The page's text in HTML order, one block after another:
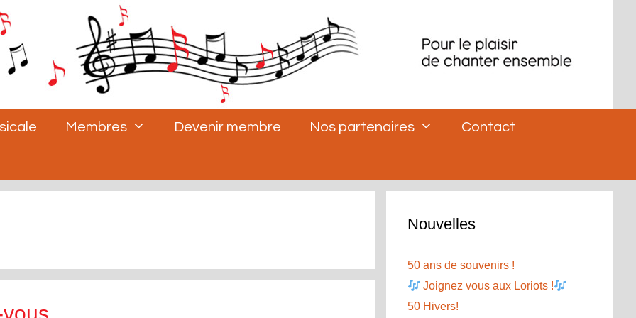
Membres Devenir membre Nos partenaires Contact
Nouvelles
50 ans de souvenirs !
Joignez vous aux Loriots !
50 Hivers!